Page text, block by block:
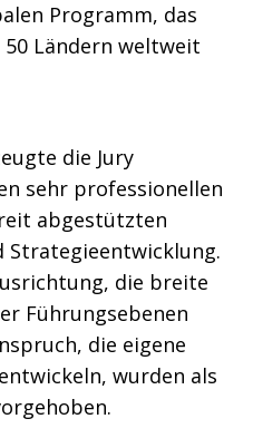
Programm, das
Ländern weltweit
die Jury
sehr professionellen
abgestützten
Strategieentwicklung.
die breite
Führungsebenen
die eigene
wurden als